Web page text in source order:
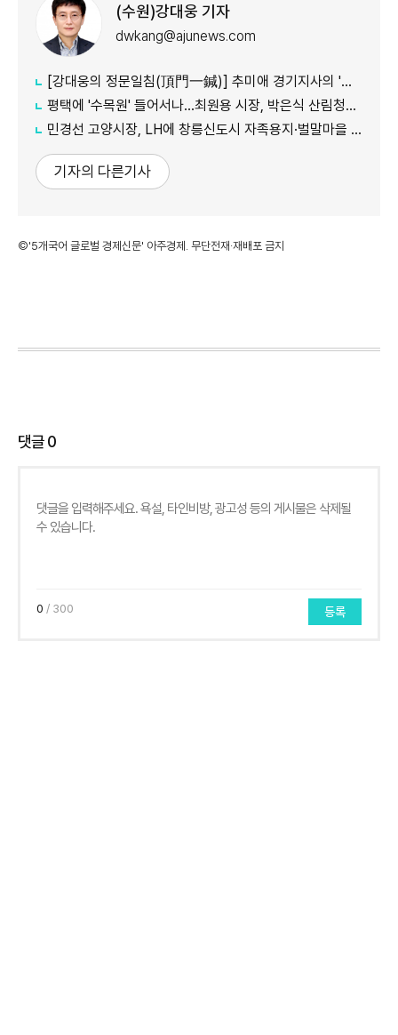
(수원)강대웅 기자
dwkang@ajunews.com
[강대웅의 정문일침(頂門一鍼)] 추미애 경기지사의 '지방세입구조 개혁' 정부가 답할 차례다
평택에 '수목원' 들어서나...최원용 시장, 박은식 산림청장에게 국유지 활용 건의
민경선 고양시장, LH에 창릉신도시 자족용지·벌말마을 편입 협조 요청
기자의 다른기사
©'5개국어 글로벌 경제신문' 아주경제. 무단전재·재배포 금지
댓글0
0 / 300 등록